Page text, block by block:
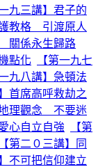
一九三講】君子的
護教格 引渡原人
關係永生歸路
點化
【第一九七
一九八講】急頓法
首席高呼救劫之
地理觀念 不要迷
心自立自強
【第
【第二０三講】同
不可把信仰建立